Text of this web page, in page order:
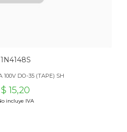
1N4148S
100V DO-35 (TAPE) SH
$ 15,20
incluye IVA